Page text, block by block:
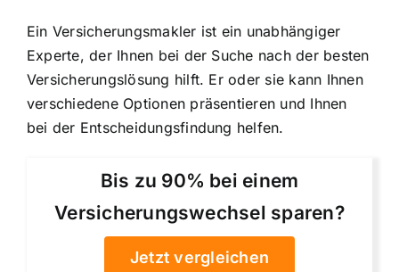
Ein Versicherungsmakler ist ein unabhängiger
Experte, der Ihnen bei der Suche nach der besten
Versicherungslösung hilft. Er oder sie kann Ihnen
verschiedene Optionen präsentieren und Ihnen
bei der Entscheidungsfindung helfen.
Bis zu 90% bei einem
Versicherungswechsel sparen?
Jetzt vergleichen